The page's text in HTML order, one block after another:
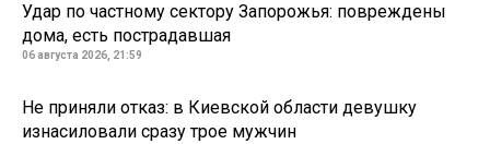
Удар по частному сектору Запорожья: повреждены
дома, есть пострадавшая
06 августа 2026, 21:59
Не приняли отказ: в Киевской области девушку
изнасиловали сразу трое мужчин